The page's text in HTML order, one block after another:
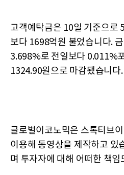
고객예탁금은 10일 기준으로
보다 1698억원 불었습니다.
3.698%로 전일보다 0.011%
1324.90원으로 마감됐습니다.
글로벌이코노믹은 스톡티브
이용해 동영상을 제작하고 있
며 투자자에 대해 어떠한 책임